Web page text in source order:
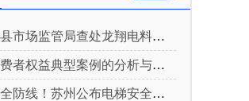
局查处龙翔电料批发部非法销售电线电缆案
者权益典型案例的分析与启示
！苏州公布电梯安全领域典型案例